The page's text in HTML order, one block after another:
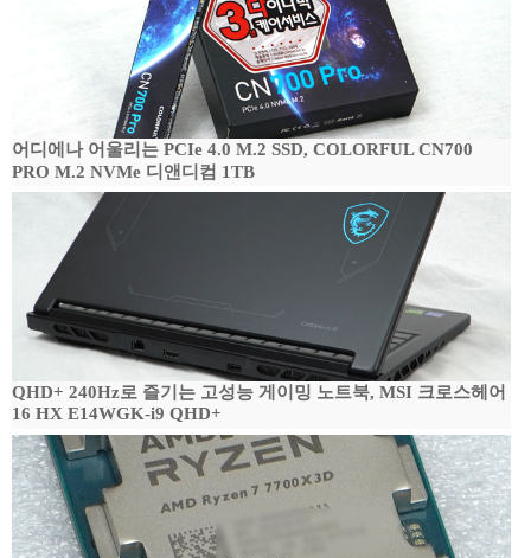
어디에나 어울리는 PCIe 4.0 M.2 SSD, COLORFUL CN700
PRO M.2 NVMe 디앤디컴 1TB
QHD+ 240Hz로 즐기는 고성능 게이밍 노트북, MSI 크로스헤어
16 HX E14WGK-i9 QHD+